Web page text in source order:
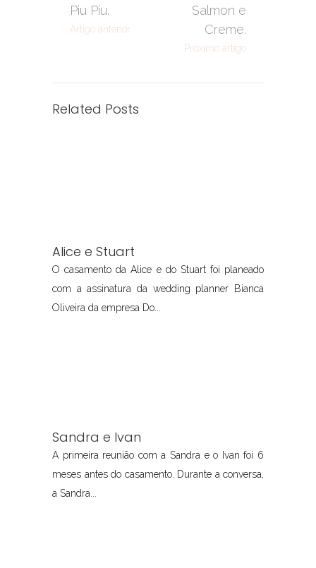
Piu Piu.
Artigo anterior
Salmon e
Creme.
Próximo artigo
Related Posts
Alice e Stuart
O casamento da Alice e do Stuart foi planeado
com a assinatura da wedding planner Bianca
Oliveira da empresa Do...
Sandra e Ivan
A primeira reunião com a Sandra e o Ivan foi 6
meses antes do casamento. Durante a conversa,
a Sandra...